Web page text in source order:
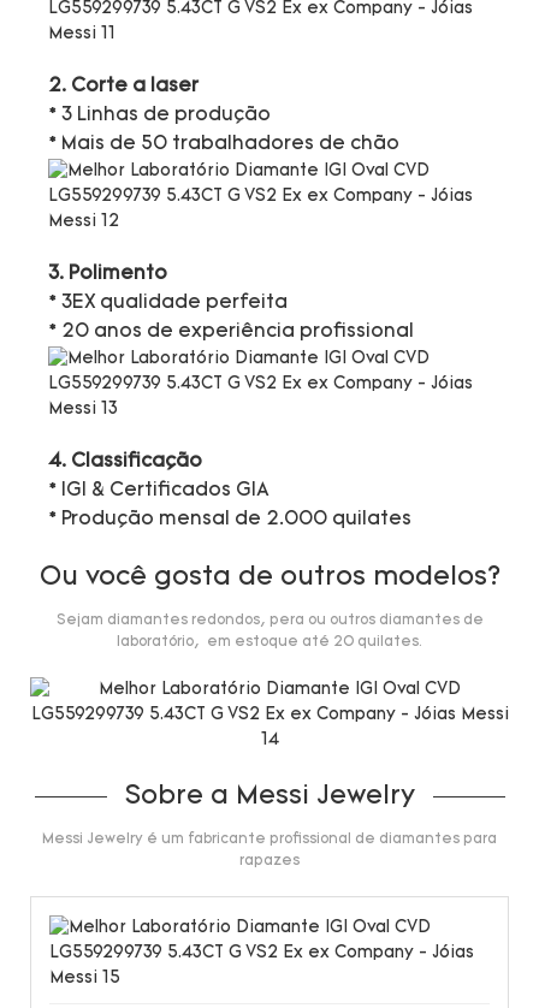
2. Corte a laser
* 3 Linhas de produção
* Mais de 50 trabalhadores de chão
3. Polimento
* 3EX qualidade perfeita
* 20 anos de experiência profissional
4. Classificação
* IGI & Certificados GIA
* Produção mensal de 2.000 quilates
Ou você gosta de outros modelos?
Sejam diamantes redondos, pera ou outros diamantes de
laboratório, em estoque até 20 quilates.
Sobre a Messi Jewelry
Messi Jewelry é um fabricante profissional de diamantes para
rapazes